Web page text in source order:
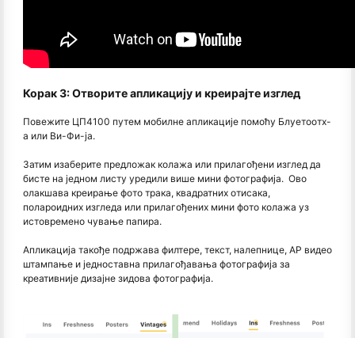
Корак 3: Отворите апликацију и креирајте изглед
Повежите ЦП4100 путем мобилне апликације помоћу Блуетоотх-
а или Ви-Фи-ја.
Затим изаберите предложак колажа или прилагођени изглед да
бисте на једном листу уредили више мини фотографија. Ово
олакшава креирање фото трака, квадратних отисака,
полароидних изгледа или прилагођених мини фото колажа уз
истовремено чување папира.
Апликација такође подржава филтере, текст, налепнице, АР видео
штампање и једноставна прилагођавања фотографија за
креативније дизајне зидова фотографија.